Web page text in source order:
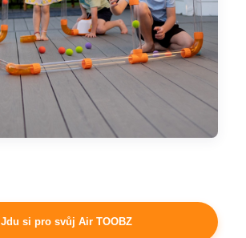
Jdu si pro svůj Air TOOBZ